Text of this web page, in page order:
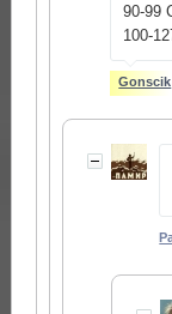
90-99
100-
Gonscik